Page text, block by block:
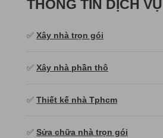
THÔNG TIN DỊCH VỤ
✅ Xây nhà trọn gói
✅ Xây nhà phần thô
✅ Thiết kế nhà Tphcm
✅ Sửa chữa nhà trọn gói